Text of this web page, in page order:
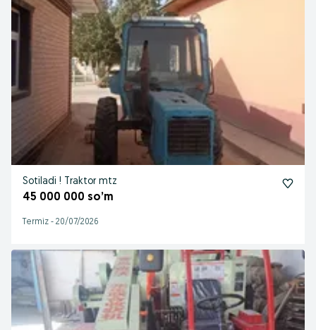
Sotiladi ! Traktor mtz
45 000 000 so’m
Termiz - 20/07/2026